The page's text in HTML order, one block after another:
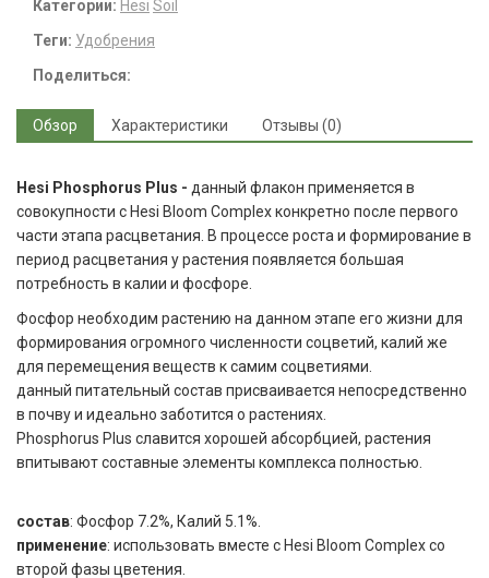
Категории: Hesi Soil
Теги: Удобрения
Поделиться:
Обзор Характеристики Отзывы (0)
Hesi Phosphorus Plus - данный флакон применяется в
совокупности с Hesi Bloom Complex конкретно после первого
части этапа расцветания. В процессе роста и формирование в
период расцветания у растения появляется большая
потребность в калии и фосфоре.
Фосфор необходим растению на данном этапе его жизни для
формирования огромного численности соцветий, калий же
для перемещения веществ к самим соцветиями.
данный питательный состав присваивается непосредственно
в почву и идеально заботится о растениях.
Phosphorus Plus славится хорошей абсорбцией, растения
впитывают составные элементы комплекса полностью.
состав: Фосфор 7.2%, Калий 5.1%.
применение: использовать вместе с Hesi Bloom Complex со
второй фазы цветения.